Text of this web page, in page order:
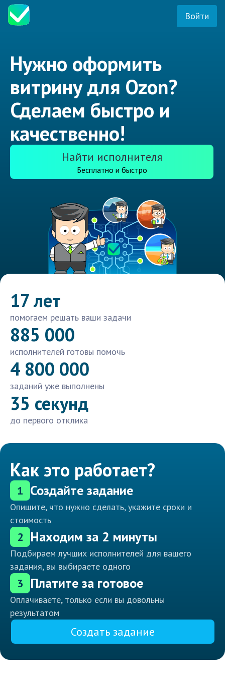
Войти
Нужно оформить
витрину для Ozon?
Сделаем быстро и
качественно!
Найти исполнителя
Бесплатно и быстро
17 лет
помогаем решать ваши задачи
885 000
исполнителей готовы помочь
4 800 000
заданий уже выполнены
35 секунд
до первого отклика
Как это работает?
1 Создайте задание
Опишите, что нужно сделать, укажите сроки и
стоимость
2 Находим за 2 минуты
Подбираем лучших исполнителей для вашего
задания, вы выбираете одного
3 Платите за готовое
Оплачиваете, только если вы довольны
результатом
Создать задание